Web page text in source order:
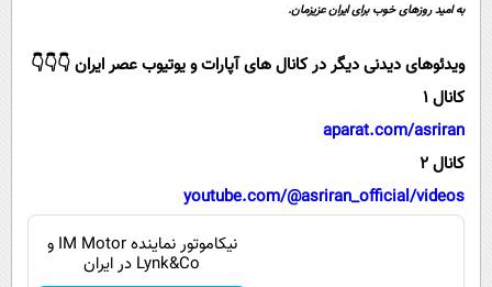
مجله تصویری سلاح
ورزش
فناوری
گوناگون
خواندنی ها و دیدنی ها
روانشناسی
آموزش زبان
به امید روزهای خوب برای ایران عزیزمان.
ویدئوهای دیدنی دیگر در کانال های آپارات و یوتیوب عصر ایران 👇👇👇
کانال 1
aparat.com/asriran
کانال 2
youtube.com/@asriran_official/videos
نیکاموتور نماینده IM Motor و
Lynk&Co در ایران